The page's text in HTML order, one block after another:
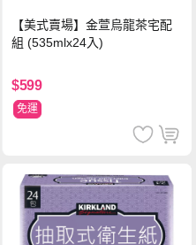
【美式賣場】金萱烏龍茶宅配
組 (535mlx24入)
$599
免運